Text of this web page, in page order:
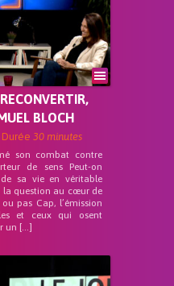
BLOCH
Durée 30 minutes
son combat contre
de sens Peut-on
sa vie en véritable
la question au cœur de
pas Cap, l’émission
et ceux qui osent
un […]